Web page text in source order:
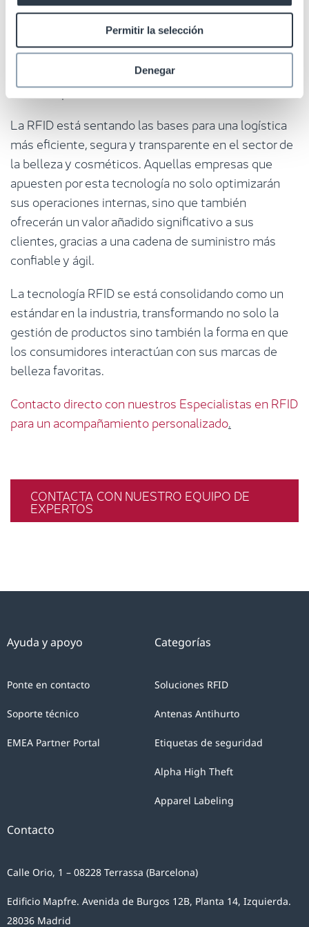
Permitir la selección
Denegar
Las marcas y retailers que adopten la RFID no solo
están invirtiendo en eficiencia operativa sino
también en crear una experiencia diferenciadora y
atractiva para el consumidor actual y futuro.
La RFID está sentando las bases para una logística
más eficiente, segura y transparente en el sector de
la belleza y cosméticos. Aquellas empresas que
apuesten por esta tecnología no solo optimizarán
sus operaciones internas, sino que también
ofrecerán un valor añadido significativo a sus
clientes, gracias a una cadena de suministro más
confiable y ágil.
La tecnología RFID se está consolidando como un
estándar en la industria, transformando no solo la
gestión de productos sino también la forma en que
los consumidores interactúan con sus marcas de
belleza favoritas.
Contacto directo con nuestros Especialistas en RFID
para un acompañamiento personalizado.
CONTACTA CON NUESTRO EQUIPO DE
EXPERTOS
Categorías
Soluciones RFID
Antenas Antihurto
Etiquetas de seguridad
Alpha High Theft
Apparel Labeling
Ayuda y apoyo
Ponte en contacto
Soporte técnico
EMEA Partner Portal
Contacto
Calle Orio, 1 – 08228 Terrassa (Barcelona)
Edificio Mapfre. Avenida de Burgos 12B, Planta 14, Izquierda.
28036 Madrid